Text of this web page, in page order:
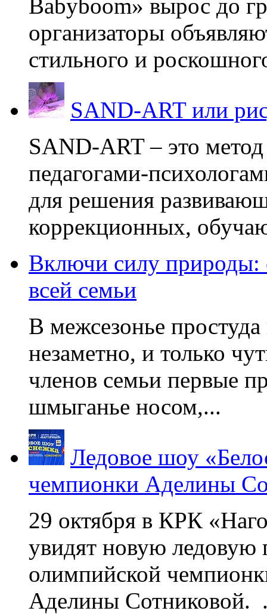
Babyboom» вырос до
организаторы
стильного и
SAND-ART или
SAND-ART – это
педагогами-
для решения
коррекционных,
Включи силу
всей семьи
В межсезонье
незаметно, и только
членов семьи первые
шмыганье носом,...
Ледовое шоу
чемпионки Аделины
29 октября в КРК
увидят новую ледовую
олимпийской
Аделины Сотниковой.